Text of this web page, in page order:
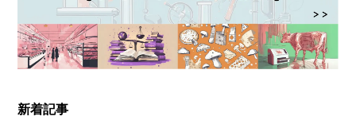
新着記事